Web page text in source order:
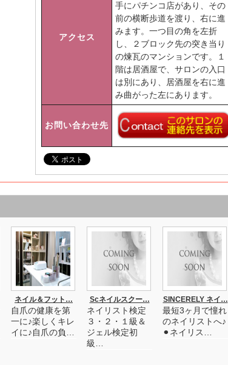
アクセス
手にパチンコ店があり、その
前の横断歩道を渡り、右に進
みます。一つ目の角を左折
し、２ブロック先の突き当り
の煉瓦のマンションです。１
階は居酒屋で、サロンの入口
は別にあり、居酒屋を右に進
み曲がった左にあります。
お問い合わせ先
ネイル＆フット…
自爪の健康を第
一に♪楽しくキレ
イに♪自爪の負…
Scネイルスクー…
ネイリスト検定
３・２・１級＆
ジェル検定初
級…
SINCERELY ネイ…
最短3ヶ月で憧れ
のネイリストへ♪
⚫︎ネイリス…